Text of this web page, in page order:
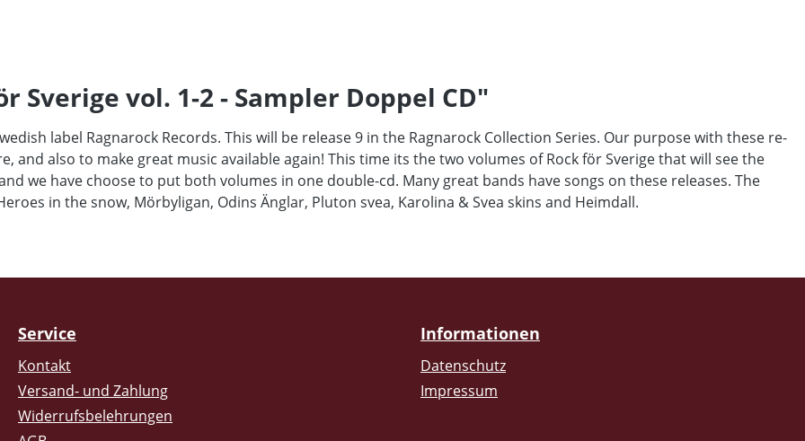
vol. 1-2 - Sampler Doppel CD"
label Ragnarock Records. This will be release 9 in the Ragnarock Collection Series. Our purpose with these re-
and also to make great music available again! This time its the two volumes of Rock för Sverige that will see the
we have choose to put both volumes in one double-cd. Many great bands have songs on these releases. The
in the snow, Mörbyligan, Odins Änglar, Pluton svea, Karolina & Svea skins and Heimdall.
Service
Kontakt
Versand- und Zahlung
Widerrufsbelehrungen
Informationen
Datenschutz
Impressum